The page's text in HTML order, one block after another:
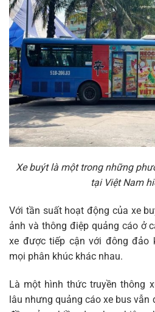
Xe buýt là một trong những
tại Việt Nam
Với tần suất hoạt động của xe
ảnh và thông điệp quảng cáo ở
xe được tiếp cận với đông đảo
mọi phân khúc khác nhau.
Là một hình thức truyền thông
lâu nhưng quảng cáo xe bus